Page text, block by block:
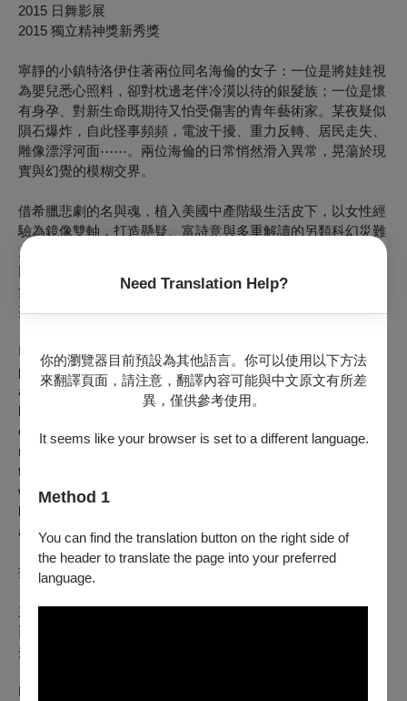
Need Translation Help?
你的瀏覽器目前預設為其他語言。你可以使用以下方法
來翻譯頁面，請注意，翻譯內容可能與中文原文有所差
異，僅供參考使用。
It seems like your browser is set to a different language.
Method 1
You can find the translation button on the right side of
the header to translate the page into your preferred
language.
2015 日舞影展
2015 獨立精神獎新秀獎
寧靜的小鎮特洛伊住著兩位同名海倫的女子：一位是將娃娃視
為嬰兒悉心照料，卻對枕邊老伴冷漠以待的銀髮族；一位是懷
有身孕、對新生命既期待又怕受傷害的青年藝術家。某夜疑似
隕石爆炸，自此怪事頻頻，電波干擾、重力反轉、居民走失、
雕像漂浮河面⋯⋯。兩位海倫的日常悄然滑入異常，晃蕩於現
實與幻覺的模糊交界。
借希臘悲劇的名與魂，植入美國中產階級生活皮下，以女性經
驗為鏡像雙軸，打造懸疑、富詩意與多重解讀的另類科幻災難
片。透過留白敘事、冷調影像及不和諧音景，觀眾與角色將一
同捲入未知迷霧。不見木馬入侵，亦無末日奇觀。乍看瑣碎、
無以名狀的連串災厄，令眾人於困惑中緩慢失序，任無形異變
蔓延。
In the peaceful town of Troy, two women named Helen live
parallel lives. One is an elderly woman who cares for a doll
and ignores her husband. The other is a pregnant artist, facing
both hope and fear. After a meteor seemingly explodes
overhead, strange things unfold: signals glitch, gravity
reverses, people vanish, and a statue floats. As reality blurs,
the two Helens drift into disorientation. Blending Greek tragedy
with small-town sci-fi,
haunting tale of subtle chaos, told through elliptical storytelling
and cold-toned visuals.
拉妮雅・阿提耶 Rania ATTIEH
來自黎巴嫩，紐約市立學院藝術碩士。與創作夥伴丹尼爾・嘉
西亞一同被美國《電影人》雜誌選為2011年25位獨立電影新
秀。
From Lebanon, with an MFA from City College of New York,